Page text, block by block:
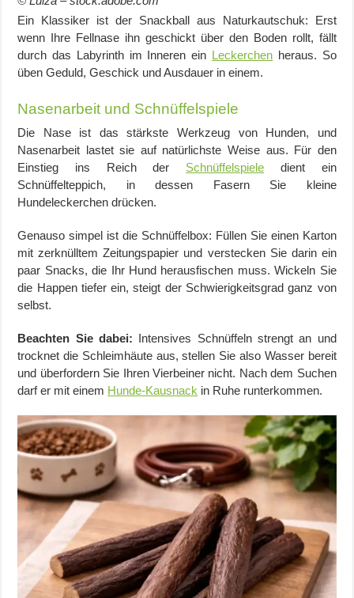
Ein Klassiker ist der Snackball aus Naturkautschuk: Erst
wenn Ihre Fellnase ihn geschickt über den Boden rollt, fällt
durch das Labyrinth im Inneren ein Leckerchen heraus. So
üben Geduld, Geschick und Ausdauer in einem.
Nasenarbeit und Schnüffelspiele
Die Nase ist das stärkste Werkzeug von Hunden, und
Nasenarbeit lastet sie auf natürlichste Weise aus. Für den
Einstieg ins Reich der Schnüffelspiele dient ein
Schnüffelteppich, in dessen Fasern Sie kleine
Hundeleckerchen drücken.
Genauso simpel ist die Schnüffelbox: Füllen Sie einen Karton
mit zerknülltem Zeitungspapier und verstecken Sie darin ein
paar Snacks, die Ihr Hund herausfischen muss. Wickeln Sie
die Happen tiefer ein, steigt der Schwierigkeitsgrad ganz von
selbst.
Beachten Sie dabei: Intensives Schnüffeln strengt an und
trocknet die Schleimhäute aus, stellen Sie also Wasser bereit
und überfordern Sie Ihren Vierbeiner nicht. Nach dem Suchen
darf er mit einem Hunde-Kausnack in Ruhe runterkommen.